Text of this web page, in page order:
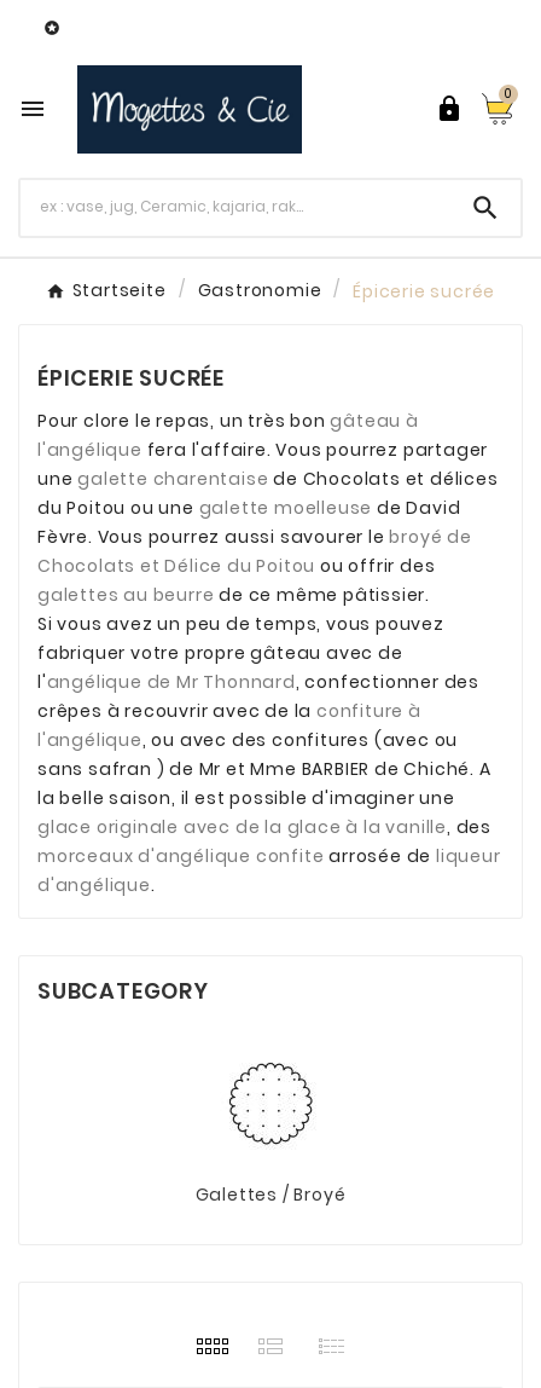

 
0

Startseite Gastronomie Épicerie sucrée
ÉPICERIE SUCRÉE
Pour clore le repas, un très bongâteau à
l'angélique fera l'affaire. Vous pourrez partager
unegalette charentaise de Chocolats et délices
du Poitou ou une galette moelleuse de David
Fèvre. Vous pourrez aussi savourer lebroyé de
Chocolats et Délice du Poitou ou offrir des
galettes au beurre de ce même pâtissier.
Si vous avez un peu de temps, vous pouvez
fabriquer votre propre gâteau avec de
l'angélique de Mr Thonnard, confectionner des
crêpes à recouvrir avec de laconfiture à
l'angélique, ou avec des confitures (avec ou
sans safran ) de Mr et Mme BARBIER de Chiché. A
la belle saison, il est possible d'imaginer une
glace originale avec de la glace à la vanille, des
morceaux d'angélique confite arrosée deliqueur
d'angélique.
SUBCATEGORY
Galettes / Broyé